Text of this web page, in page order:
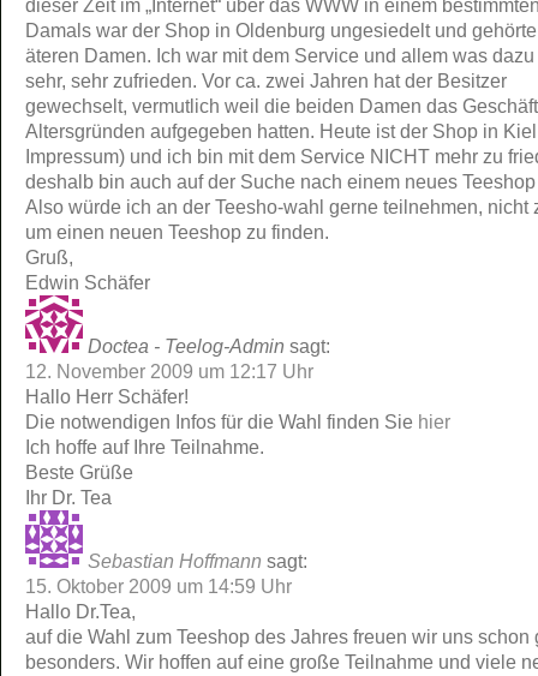
dieser Zeit im „Internet“ über das WWW in einem
Damals war der Shop in Oldenburg ungesiedelt und
äteren Damen. Ich war mit dem Service und allem was
sehr, sehr zufrieden. Vor ca. zwei Jahren hat der Besitzer
gewechselt, vermutlich weil die beiden Damen das
Altersgründen aufgegeben hatten. Heute ist der Shop in
Impressum) und ich bin mit dem Service NICHT mehr zu
deshalb bin auch auf der Suche nach einem neues Teeshop
Also würde ich an der Teesho-wahl gerne teilnehmen, nicht
um einen neuen Teeshop zu finden.
Gruß,
Edwin Schäfer
Doctea - Teelog-Admin sagt:
12. November 2009 um 12:17 Uhr
Hallo Herr Schäfer!
Die notwendigen Infos für die Wahl finden Sie hier
Ich hoffe auf Ihre Teilnahme.
Beste Grüße
Ihr Dr. Tea
Sebastian Hoffmann sagt:
15. Oktober 2009 um 14:59 Uhr
Hallo Dr.Tea,
auf die Wahl zum Teeshop des Jahres freuen wir uns schon
besonders. Wir hoffen auf eine große Teilnahme und viele